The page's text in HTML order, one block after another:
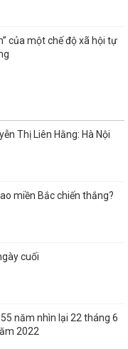
của một chế độ xã hội tự
Thị Liên Hằng: Hà Nội
miền Bắc chiến thắng?
cuối
năm nhìn lại 22 tháng 6
2022